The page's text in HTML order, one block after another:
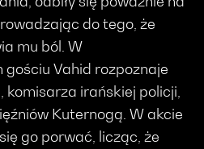
do tego, że
mu ból. W
gościu Vahid rozpoznaje
komisarza irańskiej policji,
Kuternogą. W akcie
go porwać, licząc, że